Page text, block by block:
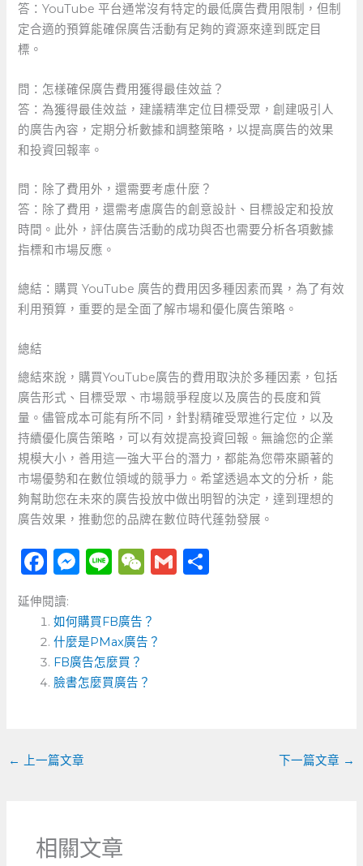
答：YouTube 平台通常沒有特定的最低廣告費用限制，但制
定合適的預算能確保廣告活動有足夠的資源來達到既定目
標。
問：怎樣確保廣告費用獲得最佳效益？
答：為獲得最佳效益，建議精準定位目標受眾，創建吸引人
的廣告內容，定期分析數據和調整策略，以提高廣告的效果
和投資回報率。
問：除了費用外，還需要考慮什麼？
答：除了費用，還需考慮廣告的創意設計、目標設定和投放
時間。此外，評估廣告活動的成功與否也需要分析各項數據
指標和市場反應。
總結：購買 YouTube 廣告的費用因多種因素而異，為了有效
利用預算，重要的是全面了解市場和優化廣告策略。
總結
總結來說，購買YouTube廣告的費用取決於多種因素，包括
廣告形式、目標受眾、市場競爭程度以及廣告的長度和質
量。儘管成本可能有所不同，針對精確受眾進行定位，以及
持續優化廣告策略，可以有效提高投資回報。無論您的企業
規模大小，善用這一強大平台的潛力，都能為您帶來顯著的
市場優勢和在數位領域的競爭力。希望透過本文的分析，能
夠幫助您在未來的廣告投放中做出明智的決定，達到理想的
廣告效果，推動您的品牌在數位時代蓬勃發展。
F
a
c
e
b
o
M
ss
e
n
g
Li
e
W
C
h
t
G
延伸閱讀:
如何購買FB廣告？
什麼是PMax廣告？
FB廣告怎麼買？
臉書怎麼買廣告？
← 上一篇文章 下一篇文章 →
相關文章